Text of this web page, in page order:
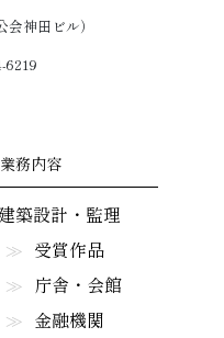
神田ビル）
業務内容
建築設計・監理
受賞作品
庁舎・会館
金融機関